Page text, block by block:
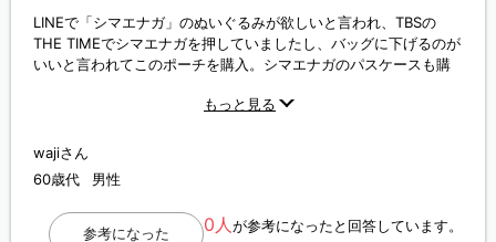
LINEで「シマエナガ」のぬいぐるみが欲しいと言われ、TBSの
THE TIMEでシマエナガを押していましたし、バッグに下げるのが
いいと言われてこのポーチを購入。シマエナガのパスケースも購
もっと見る
wajiさん
60歳代
男性
0人 が参考になったと回答しています。
参考になった